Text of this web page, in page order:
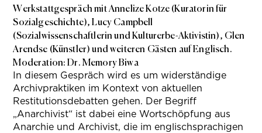
Werkstattgespräch mit Annelize Kotze (Kuratorin für
Sozialgeschichte), Lucy Campbell
(Sozialwissenschaftlerin und Kulturerbe-Aktivistin), Glen
Arendse (Künstler) und weiteren Gästen auf Englisch.
Moderation: Dr. Memory Biwa
In diesem Gespräch wird es um widerständige
Archivpraktiken im Kontext von aktuellen
Restitutionsdebatten gehen. Der Begriff
„Anarchivist“ ist dabei eine Wortschöpfung aus
Anarchie und Archivist, die im englischsprachigen